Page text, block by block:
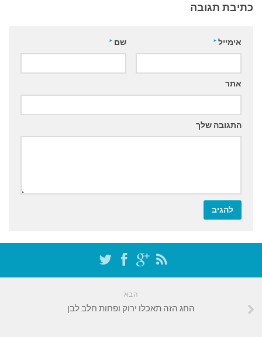
כתיבת תגובה
שם * אימייל*
אתר
התגובה שלך
הבא
החג הזה תאכלו ירוק ופחות חלב לבן